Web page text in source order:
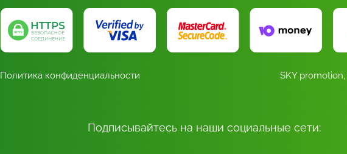
Политика конфиденциальности SKY promotion,
Подписывайтесь на наши социальные сети: